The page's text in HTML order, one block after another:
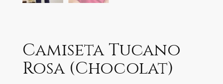
Camiseta Tucano
Rosa (Chocolat)